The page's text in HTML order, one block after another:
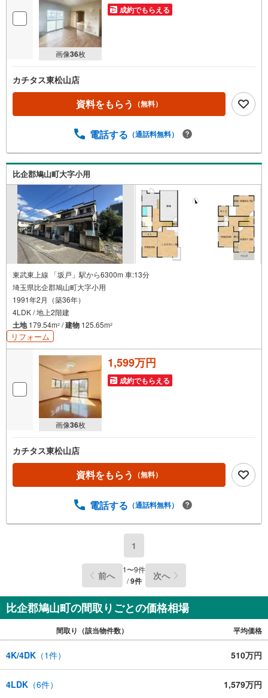
画像36枚
成約でもらえる
カチタス東松山店
資料をもらう （無料）
電話する （通話料無料）
比企郡鳩山町大字小用
東武東上線 「坂戸」駅から6300m 車:13分
埼玉県比企郡鳩山町大字小用
1991年2月（築36年）
4LDK / 地上2階建
土地179.54m2 /建物 125.65m2
リフォーム
画像36枚
1,599万円
成約でもらえる
カチタス東松山店
資料をもらう （無料）
電話する （通話料無料）
1
前へ 1〜9件
/9件 次へ
比企郡鳩山町の間取りごとの価格相場
間取り（該当物件数） 平均価格
4K/4DK （1件） 510万円
4LDK （6件） 1,579万円